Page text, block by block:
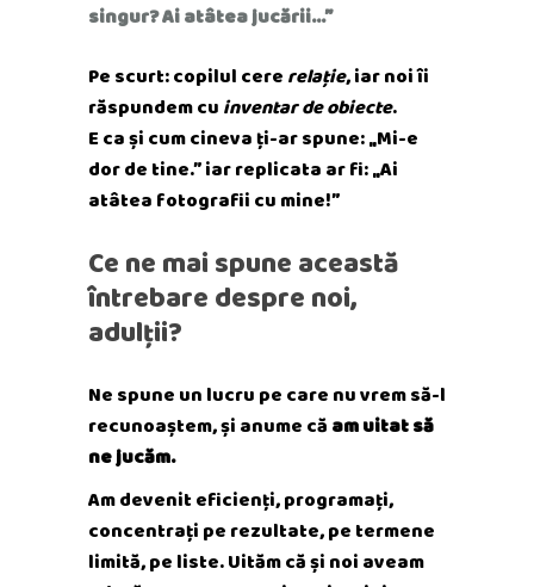
singur? Ai atâtea jucării…”
Pe scurt: copilul cere relație, iar noi îi
răspundem cu inventar de obiecte.
E ca și cum cineva ți-ar spune: „Mi-e
dor de tine.” iar replicata ar fi: „Ai
atâtea fotografii cu mine!”
Ce ne mai spune această
întrebare despre noi,
adulții?
Ne spune un lucru pe care nu vrem să-l
recunoaștem, și anume că am uitat să
ne jucăm.
Am devenit eficienți, programați,
concentrați pe rezultate, pe termene
limită, pe liste. Uităm că și noi aveam